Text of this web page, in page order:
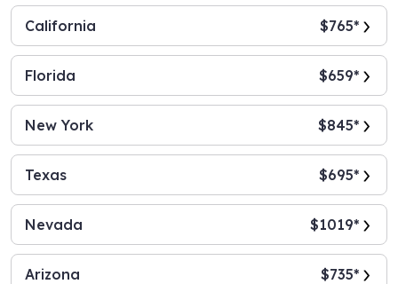
California $765*
Florida $659*
New York $845*
Texas $695*
Nevada $1019*
Arizona $735*